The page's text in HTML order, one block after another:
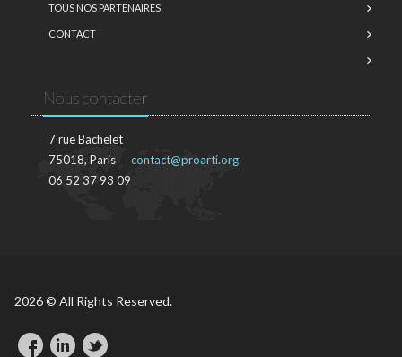
TOUS NOS PARTENAIRES
CONTACT
Nous contacter
7 rue Bachelet
75018, Paris
06 52 37 93 09
contact@proarti.org
2026 © All Rights Reserved.